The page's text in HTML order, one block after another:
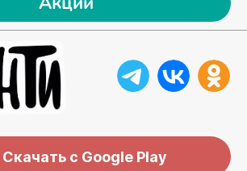
Скачать с Google Play